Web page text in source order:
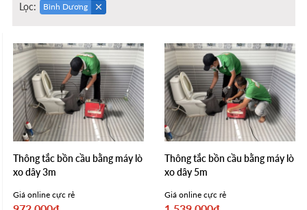
Lọc: Bình Dương
Thông tắc bồn cầu bằng máy lò
xo dây 3m
Giá online cực rẻ
Thông tắc bồn cầu bằng máy lò
xo dây 5m
Giá online cực rẻ